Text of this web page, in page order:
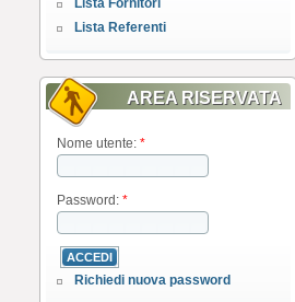
Lista Fornitori
Lista Referenti
AREA RISERVATA
Nome utente: *
Password: *
Richiedi nuova password